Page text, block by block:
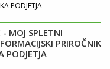
PODJETJA
MOJ SPLETNI
PRIROČNIK
PODJETJA